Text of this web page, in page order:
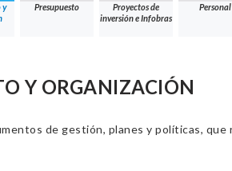
y
Presupuesto
Proyectos de
inversión e Infobras
Personal
Y ORGANIZACIÓN
de gestión, planes y políticas, que